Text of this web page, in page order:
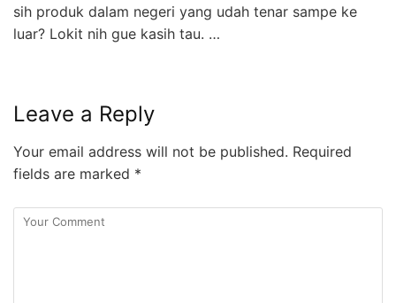
sih produk dalam negeri yang udah tenar sampe ke
luar? Lokit nih gue kasih tau. …
Leave a Reply
Your email address will not be published. Required
fields are marked *